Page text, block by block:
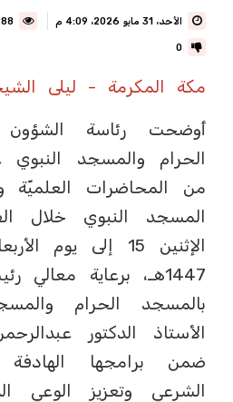
الأحد، 31 مايو 2026، 4:09 م
0
مكة المكرمة - ليلى
أوضحت رئاسة الشؤون
الحرام والمسجد
من المحاضرات العلميّة
المسجد النبوي خلال
1447هـ، برعاية معالي
بالمسجد الحرام
الأستاذ الدكتور
ضمن برامجها
الشرعي وتعزيز الوعي